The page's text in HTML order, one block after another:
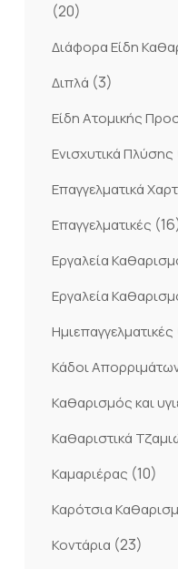
(20)
Διάφορα Είδη
Διπλά (3)
Είδη Ατομικής
Ενισχυτικά Πλύσης
Επαγγελματικά
Επαγγελματικές
Εργαλεία
Εργαλεία
Ημιεπαγγελματικές
Κάδοι
Καθαρισμός και
Καθαριστικά
Καμαριέρας (10)
Καρότσια
Κοντάρια (23)